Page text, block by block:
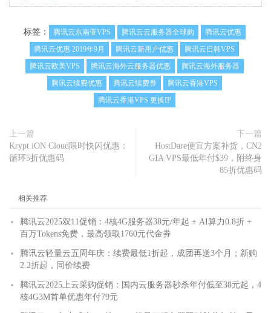
标签： 腾讯云东南亚VPS 腾讯云云服务器全球购
腾讯云优惠
腾讯云优惠 2019年9月
腾讯云新用户优惠
腾讯云日韩VPS
腾讯云欧美VPS
腾讯云海外云服务器优惠
腾讯云海外服务器
腾讯云续费优惠
腾讯云续费券
腾讯云香港VPS
腾讯云香港VPS 更换IP
上一篇
Krypt iON Cloud限时快闪优惠：
循环5折优惠码
下一篇
HostDare便宜方案补货，CN2
GIA VPS最低年付$39，附终身
85折优惠码
相关推荐
腾讯云2025双11促销：4核4G服务器38元/年起 + AI算力0.8折 +
百万Tokens免费，最高领取1760元代金券
腾讯云轻量云五周年庆：续费最低1折起，成团再送3个月；新购
2.2折起，同价续费
腾讯云2025上云采购促销：国内云服务器秒杀年付低至38元起，4
核4G3M首单优惠年付79元